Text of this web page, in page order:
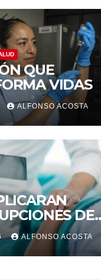
QUE
VIDAS
ALFONSO ACOSTA
DE
LEGALES?
ALFONSO ACOSTA